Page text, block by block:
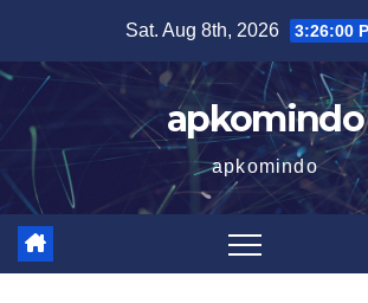
content
Sat. Aug 8th, 2026 3:26:01
apkomindo
apkomindo